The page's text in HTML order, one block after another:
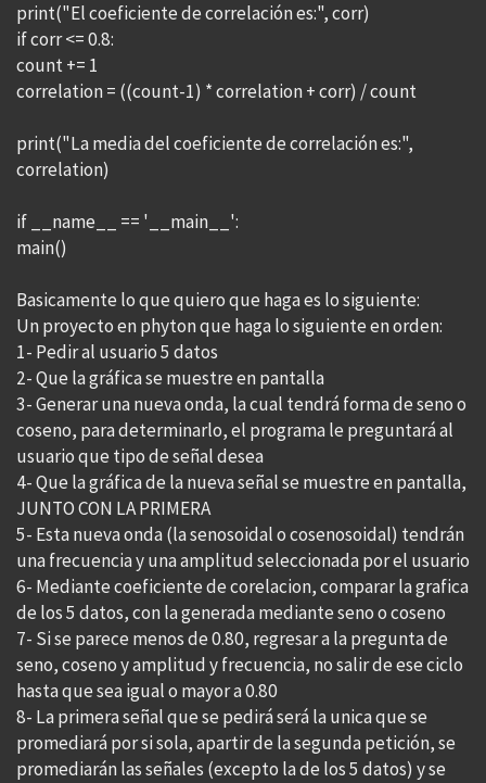
print("El coeficiente de correlación es:", corr)
if corr <= 0.8:
count += 1
correlation = ((count-1) * correlation + corr) / count
print("La media del coeficiente de correlación es:",
correlation)
if __name__ == '__main__':
main()
Basicamente lo que quiero que haga es lo siguiente:
Un proyecto en phyton que haga lo siguiente en orden:
1- Pedir al usuario 5 datos
2- Que la gráfica se muestre en pantalla
3- Generar una nueva onda, la cual tendrá forma de seno o
coseno, para determinarlo, el programa le preguntará al
usuario que tipo de señal desea
4- Que la gráfica de la nueva señal se muestre en pantalla,
JUNTO CON LA PRIMERA
5- Esta nueva onda (la senosoidal o cosenosoidal) tendrán
una frecuencia y una amplitud seleccionada por el usuario
6- Mediante coeficiente de corelacion, comparar la grafica
de los 5 datos, con la generada mediante seno o coseno
7- Si se parece menos de 0.80, regresar a la pregunta de
seno, coseno y amplitud y frecuencia, no salir de ese ciclo
hasta que sea igual o mayor a 0.80
8- La primera señal que se pedirá será la unica que se
promediará por si sola, apartir de la segunda petición, se
promediarán las señales (excepto la de los 5 datos) y se